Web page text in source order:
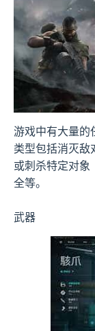
游戏中有大量的
类型包括消灭敌
或刺杀特定对象
全等。
武器